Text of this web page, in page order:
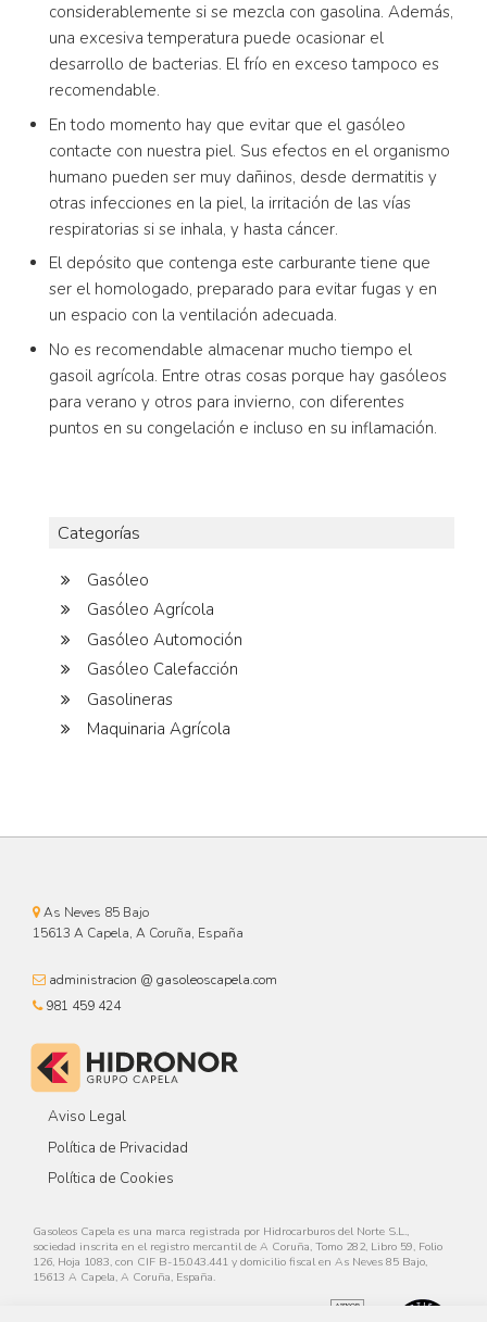
considerablemente si se mezcla con gasolina. Además,
una excesiva temperatura puede ocasionar el
desarrollo de bacterias. El frío en exceso tampoco es
recomendable.
En todo momento hay que evitar que el gasóleo
contacte con nuestra piel. Sus efectos en el organismo
humano pueden ser muy dañinos, desde dermatitis y
otras infecciones en la piel, la irritación de las vías
respiratorias si se inhala, y hasta cáncer.
El depósito que contenga este carburante tiene que
ser el homologado, preparado para evitar fugas y en
un espacio con la ventilación adecuada.
No es recomendable almacenar mucho tiempo el
gasoil agrícola. Entre otras cosas porque hay gasóleos
para verano y otros para invierno, con diferentes
puntos en su congelación e incluso en su inflamación.
Categorías
Gasóleo
Gasóleo Agrícola
Gasóleo Automoción
Gasóleo Calefacción
Gasolineras
Maquinaria Agrícola
As Neves 85 Bajo
15613 A Capela, A Coruña, España
administracion @ gasoleoscapela.com
981 459 424
Aviso Legal
Política de Privacidad
Política de Cookies
Gasoleos Capela es una marca registrada por Hidrocarburos del Norte S.L.,
sociedad inscrita en el registro mercantil de A Coruña, Tomo 282, Libro 59, Folio
126, Hoja 1083, con CIF B-15.043.441 y domicilio fiscal en As Neves 85 Bajo,
15613 A Capela, A Coruña, España.